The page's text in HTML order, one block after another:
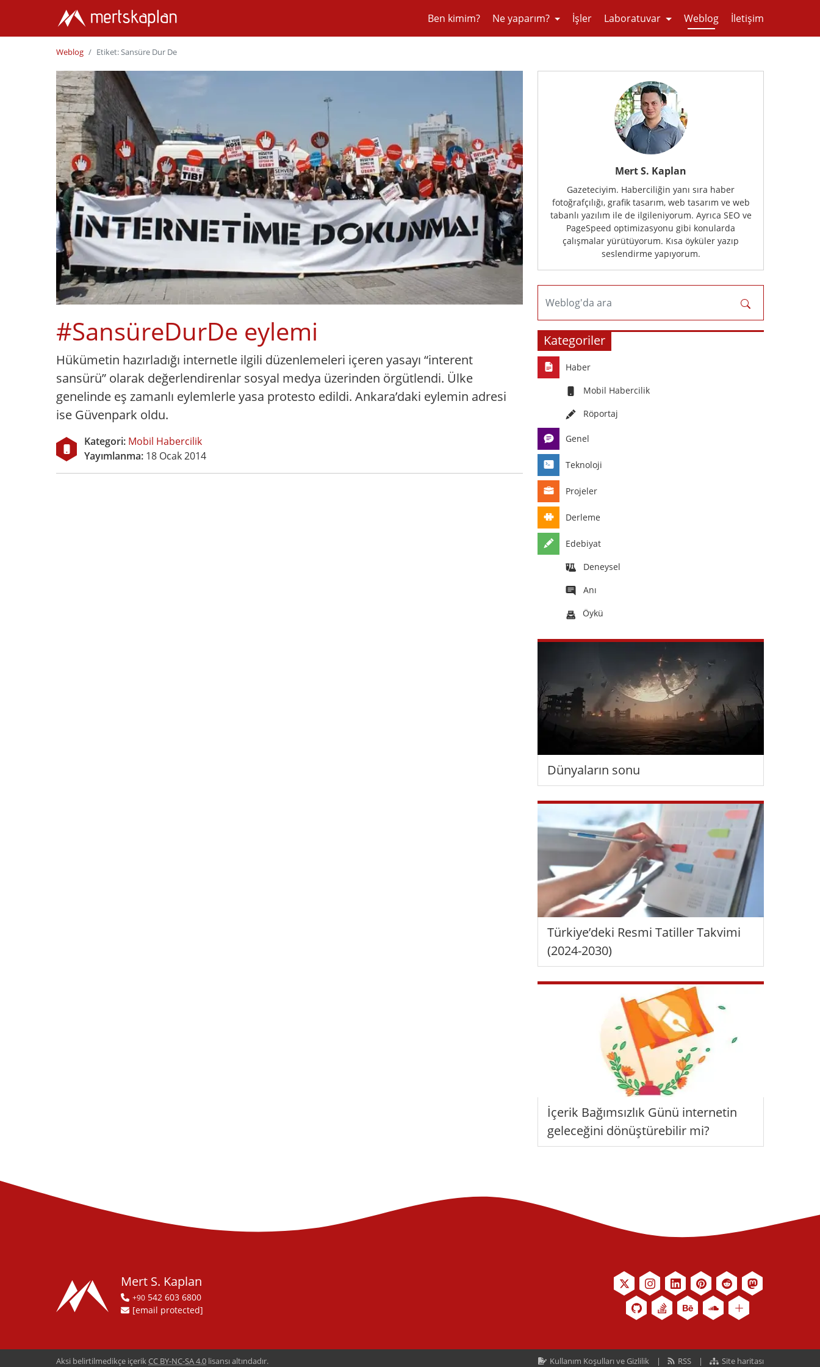
Ben kimim? Ne yaparım? İşler Laboratuvar Weblog İletişim
Weblog Etiket: Sansüre Dur De
#SansüreDurDe eylemi
Hükümetin hazırladığı internetle ilgili düzenlemeleri içeren yasayı “interent
sansürü” olarak değerlendirenlar sosyal medya üzerinden örgütlendi. Ülke
genelinde eş zamanlı eylemlerle yasa protesto edildi. Ankara’daki eylemin adresi
ise Güvenpark oldu.
Kategori: Mobil Habercilik
Yayımlanma: 18 Ocak 2014
Mert S. Kaplan
Gazeteciyim. Haberciliğin yanı sıra haber
fotoğrafçılığı, grafik tasarım, web tasarım ve web
tabanlı yazılım ile de ilgileniyorum. Ayrıca SEO ve
PageSpeed optimizasyonu gibi konularda
çalışmalar yürütüyorum. Kısa öyküler yazıp
seslendirme yapıyorum.
Weblog'da ara
Kategoriler
Haber
Mobil Habercilik
Röportaj
Genel
Teknoloji
Projeler
Derleme
Edebiyat
Deneysel
Anı
Öykü
Dünyaların sonu
Türkiye’deki Resmi Tatiller Takvimi
(2024-2030)
İçerik Bağımsızlık Günü internetin
geleceğini dönüştürebilir mi?
Mert S. Kaplan
+90 542 603 6800
[email protected]
Aksi belirtilmedikçe içerikCC BY-NC-SA 4.0 lisansı altındadır. Kullanım Koşulları ve Gizlilik RSS Site haritası